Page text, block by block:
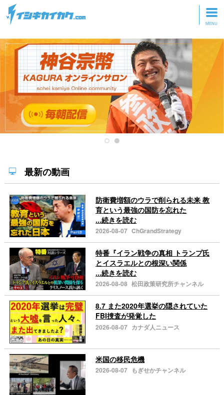
トップページ
動画を見る
記事を読む
セミナーに参加
研修・ツアーに参加
最新の動画
防衛費増額のウラで削られる未来 教
育という最強の国防を忘れた
...続きを読む
2026-08-07 ChGrandStrategy
特番『イラン戦争の真相 トランプ氏
とイスラエルとの根深い関係
...続きを読む
2026-08-08 松田政策研究所チャンネル
8.7 また2020年選挙の隠されていた
FBI捜査が発覚した
2026-08-07 カナダ人ニュース
米国の移民危機
2026-08-07 もぎせかチャンネル